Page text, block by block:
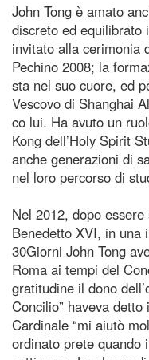
John Tong è amato
discreto ed equilibrato
invitato alla cerimonia
Pechino 2008; la
sta nel suo cuore, ed
Vescovo di Shanghai
co lui. Ha avuto un
Kong dell’Holy Spirit
anche generazioni di
nel loro percorso di
Nel 2012, dopo
Benedetto XVI, in una
30Giorni John Tong
Roma ai tempi del
gratitudine il dono
Concilio” haveva detto
Cardinale “mi aiutò
ordinato prete quando